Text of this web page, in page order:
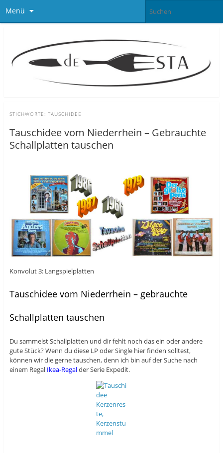
Menü
STICHWORTE: TAUSCHIDEE
Tauschidee vom Niederrhein – Gebrauchte
Schallplatten tauschen
Konvolut 3: Langspielplatten
Tauschidee vom Niederrhein – gebrauchte
Schallplatten tauschen
Du sammelst Schallplatten und dir fehlt noch das ein oder andere
gute Stück? Wenn du diese LP oder Single hier finden solltest,
können wir die gerne tauschen, denn ich bin auf der Suche nach
einem Regal Ikea-Regalder Serie Expedit.